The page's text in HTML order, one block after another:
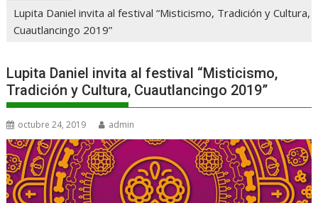
Lupita Daniel invita al festival “Misticismo, Tradición y Cultura,
Cuautlancingo 2019”
Lupita Daniel invita al festival “Misticismo,
Tradición y Cultura, Cuautlancingo 2019”
octubre 24, 2019 admin